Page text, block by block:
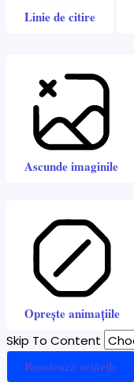
Linie de citire
Ascunde imaginile
Oprește animațiile
Skip To Content
Resetează setările